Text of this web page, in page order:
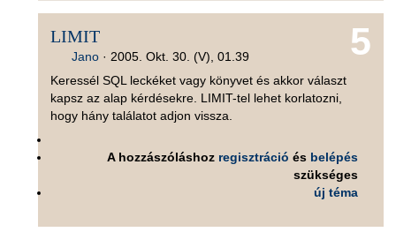
5
LIMIT
Jano· 2005. Okt. 30. (V), 01.39
Keressél SQL leckéket vagy könyvet és akkor választ
kapsz az alap kérdésekre. LIMIT-tel lehet korlatozni,
hogy hány találatot adjon vissza.
A hozzászóláshoz regisztráció és belépés
szükséges
új téma